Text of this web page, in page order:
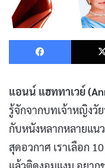
แอนน์ แฮททาเวย์
รู้จักจากบทเจ้าหญิงวั
กับหนังหลากหลายแน
สุดอวกาศ เราเลือก
แล้วติดงอมแงม อยาก